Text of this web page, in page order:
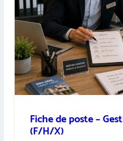
Fiche de poste –
(F/H/X)